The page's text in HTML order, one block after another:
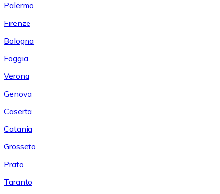
Palermo
Firenze
Bologna
Foggia
Verona
Genova
Caserta
Catania
Grosseto
Prato
Taranto